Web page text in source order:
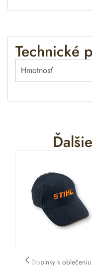
Technické
Hmotnosť
Doplnky k oblečeniu